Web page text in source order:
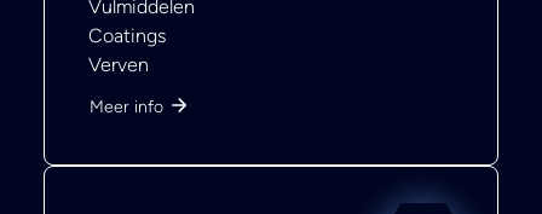
Vulmiddelen
Coatings
Verven
Meer info